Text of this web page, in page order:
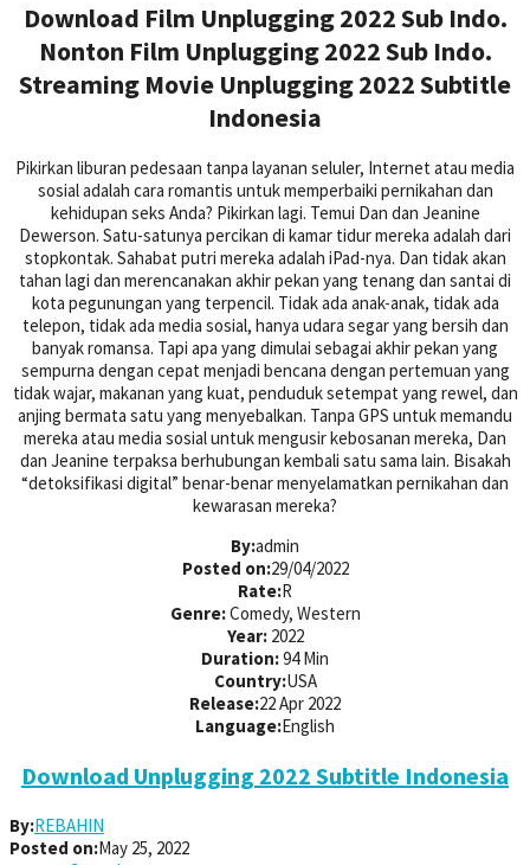
Download Film Unplugging 2022 Sub Indo.
Nonton Film Unplugging 2022 Sub Indo.
Streaming Movie Unplugging 2022 Subtitle
Indonesia
Pikirkan liburan pedesaan tanpa layanan seluler, Internet atau media
sosial adalah cara romantis untuk memperbaiki pernikahan dan
kehidupan seks Anda? Pikirkan lagi. Temui Dan dan Jeanine
Dewerson. Satu-satunya percikan di kamar tidur mereka adalah dari
stopkontak. Sahabat putri mereka adalah iPad-nya. Dan tidak akan
tahan lagi dan merencanakan akhir pekan yang tenang dan santai di
kota pegunungan yang terpencil. Tidak ada anak-anak, tidak ada
telepon, tidak ada media sosial, hanya udara segar yang bersih dan
banyak romansa. Tapi apa yang dimulai sebagai akhir pekan yang
sempurna dengan cepat menjadi bencana dengan pertemuan yang
tidak wajar, makanan yang kuat, penduduk setempat yang rewel, dan
anjing bermata satu yang menyebalkan. Tanpa GPS untuk memandu
mereka atau media sosial untuk mengusir kebosanan mereka, Dan
dan Jeanine terpaksa berhubungan kembali satu sama lain. Bisakah
“detoksifikasi digital” benar-benar menyelamatkan pernikahan dan
kewarasan mereka?
By:admin
Posted on:29/04/2022
Rate:R
Genre:Comedy, Western
Year: 2022
Duration:94 Min
Country:USA
Release:22 Apr 2022
Language:English
Download Unplugging 2022 Subtitle Indonesia
By:REBAHIN
Posted on:May 25, 2022